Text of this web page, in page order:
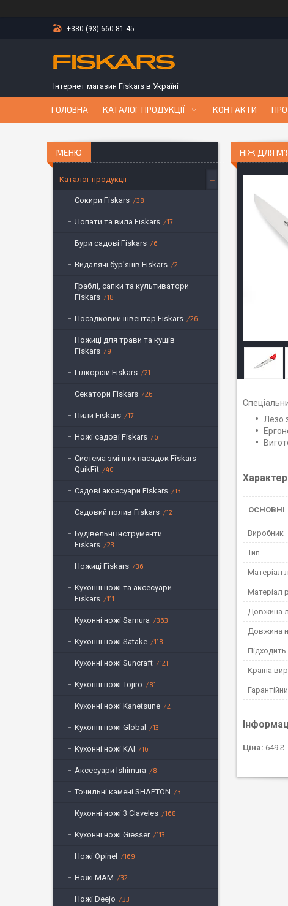
+380 (93) 660-81-45
Інтернет магазин Fiskars в Україні
ГОЛОВНА КАТАЛОГ ПРОДУКЦІЇ КОНТАКТИ
НІЖ ДЛЯ
Лезо
ОСНОВНІ
Виробник
Тип
Матеріал
Матеріал
Довжина
Довжина
Країна
Ціна: 649 ₴
Каталог продукції
Сокири Fiskars 38
Лопати та вила Fiskars 17
Бури садові Fiskars 6
Видалячі бур'янів Fiskars 2
Граблі, сапки та культиватори
Fiskars
18
Посадковий інвентар Fiskars 26
Ножиці для трави та кущів
Fiskars
9
Гілкорізи Fiskars 21
Секатори Fiskars 26
Пили Fiskars 17
Ножі садові Fiskars 6
Система змінних насадок Fiskars
QuikFit
40
Садові аксесуари Fiskars 13
Садовий полив Fiskars 12
Будівельні інструменти
Fiskars
23
Ножиці Fiskars 36
Кухонні ножі та аксесуари
Fiskars
111
Кухонні ножі Samura 363
Кухонні ножі Satake 118
Кухонні ножі Suncraft 121
Кухонні ножі Tojiro 81
Кухонні ножі Kanetsune 2
Кухонні ножі Global 13
Кухонні ножі KAI 16
Аксесуари Ishimura 8
Точильні камені SHAPTON 3
Кухонні ножі 3 Claveles 168
Кухонні ножі Giesser 113
Ножі Opinel 169
Ножі MAM 32
Ножі Deejo 33